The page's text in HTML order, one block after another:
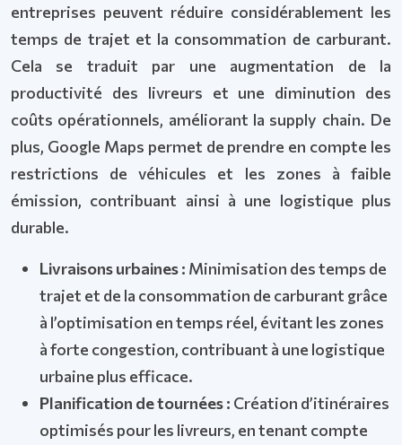
entreprises peuvent réduire considérablement les
temps de trajet et la consommation de carburant.
Cela se traduit par une augmentation de la
productivité des livreurs et une diminution des
coûts opérationnels, améliorant la supply chain. De
plus, Google Maps permet de prendre en compte les
restrictions de véhicules et les zones à faible
émission, contribuant ainsi à une logistique plus
durable.
Livraisons urbaines : Minimisation des temps de
trajet et de la consommation de carburant grâce
à l’optimisation en temps réel, évitant les zones
à forte congestion, contribuant à une logistique
urbaine plus efficace.
Planification de tournées : Création d’itinéraires
optimisés pour les livreurs, en tenant compte